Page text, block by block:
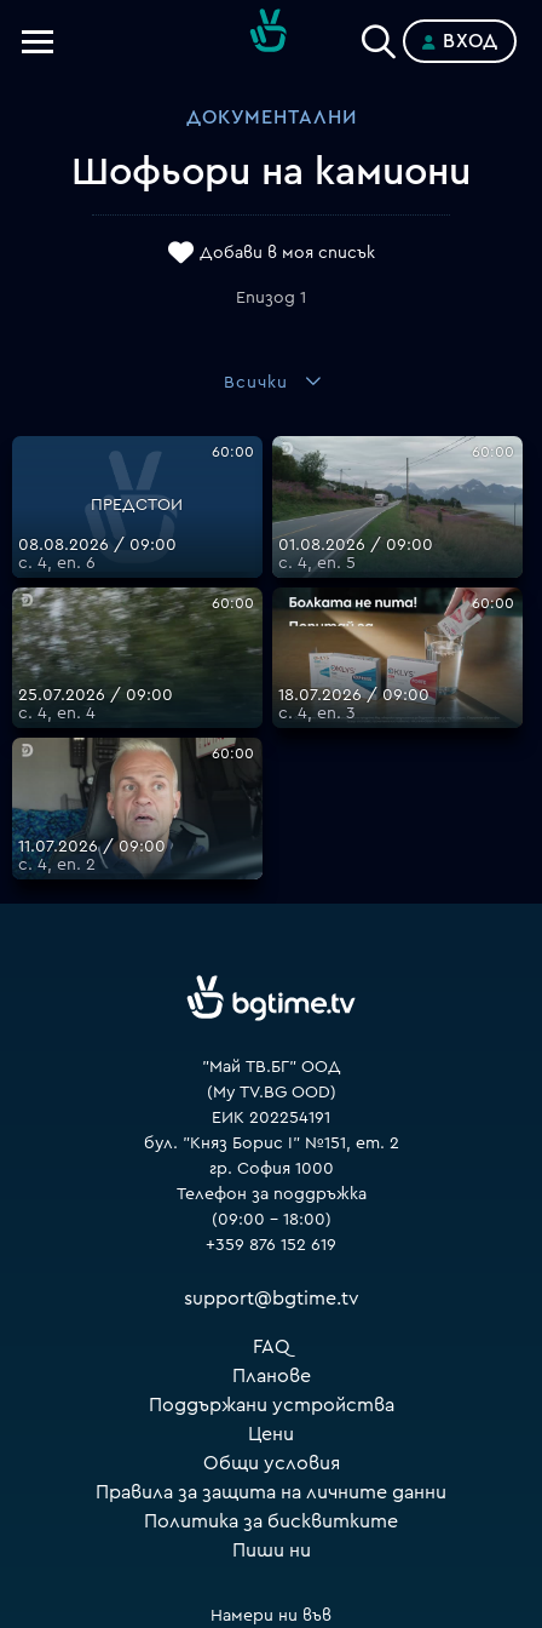
VOYO
ВХОД
ДОКУМЕНТАЛНИ
Шофьори на камиони
Добави в моя списък
Епизод 1
Всички
ПРЕДСТОИ
60:00
08.08.2026 / 09:00
с. 4, еп. 6
60:00
01.08.2026 / 09:00
с. 4, еп. 5
60:00
25.07.2026 / 09:00
с. 4, еп. 4
60:00
18.07.2026 / 09:00
с. 4, еп. 3
60:00
11.07.2026 / 09:00
с. 4, еп. 2
"Май ТВ.БГ" ООД
(My TV.BG OOD)
ЕИК 202254191
бул. "Княз Борис I" №151, ет. 2
гр. София 1000
Телефон за поддръжка
(09:00 – 18:00)
+359 876 152 619
support@bgtime.tv
FAQ
Планове
Поддържани устройства
Цени
Общи условия
Правила за защита на личните данни
Политика за бисквитките
Пиши ни
Намери ни във